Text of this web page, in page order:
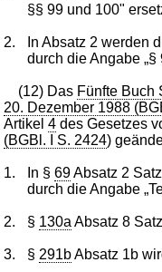
§§ 99 und 100"
2.
In Absatz 2 werden
durch die Angabe „§
(12) Das Fünfte Buch
20. Dezember 1988
Artikel4 des Gesetzes
(BGBl. I S. 2424)
1. In §69Absatz 2
durch die Angabe
2. § 130a Absatz 8
3. § 291bAbsatz 1b